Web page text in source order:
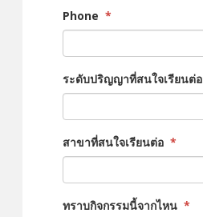
Phone *
ระดับปริญญาที่สนใจเรียนต่อ
สาขาที่สนใจเรียนต่อ *
ทราบกิจกรรมนี้จากไหน *